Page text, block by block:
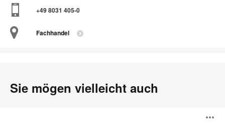
+49 8031 405-0
Fachhandel
Sie mögen vielleicht auch